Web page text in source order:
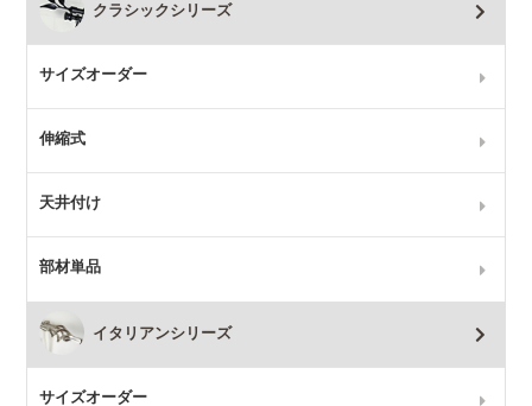
クラシックシリーズ
サイズオーダー
伸縮式
天井付け
部材単品
イタリアンシリーズ
サイズオーダー